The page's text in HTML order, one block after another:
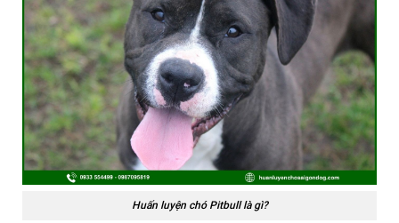
Huấn luyện chó Pitbull là gì?